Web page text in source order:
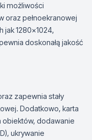
możliwości
oraz pełnoekranowej
jak 1280x1024,
doskonałą jakość
zapewnia stały
Dodatkowo, karta
obiektów, dodawanie
ukrywanie